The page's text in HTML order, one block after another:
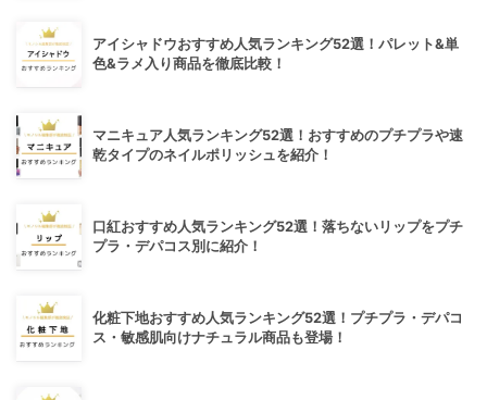
アイシャドウおすすめ人気ランキング52選！パレット&単
色&ラメ入り商品を徹底比較！
マニキュア人気ランキング52選！おすすめのプチプラや速
乾タイプのネイルポリッシュを紹介！
口紅おすすめ人気ランキング52選！落ちないリップをプチ
プラ・デパコス別に紹介！
化粧下地おすすめ人気ランキング52選！プチプラ・デパコ
ス・敏感肌向けナチュラル商品も登場！